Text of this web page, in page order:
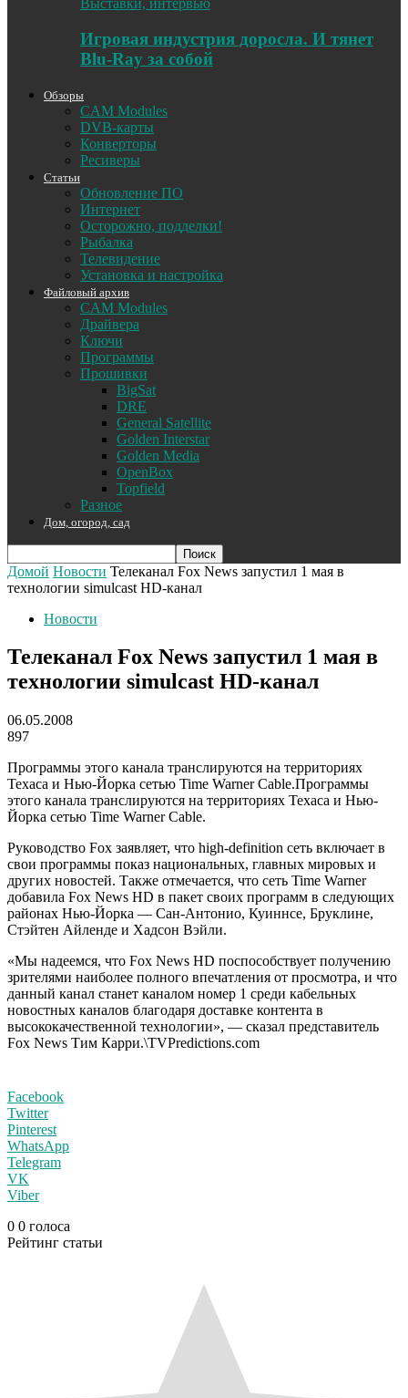
Выставки, интервью
Игровая индустрия доросла. И тянет
Blu-Ray за собой
Обзоры
CAM Modules
DVB-карты
Конверторы
Ресиверы
Статьи
Обновление ПО
Интернет
Осторожно, подделки!
Рыбалка
Телевидение
Установка и настройка
Файловый архив
CAM Modules
Драйвера
Ключи
Программы
Прошивки
BigSat
DRE
General Satellite
Golden Interstar
Golden Media
OpenBox
Topfield
Разное
Дом, огород, сад
Домой Новости Телеканал Fox News запустил 1 мая в
технологии simulcast HD-канал
Новости
Телеканал Fox News запустил 1 мая в
технологии simulcast HD-канал
06.05.2008
897
Программы этого канала транслируются на территориях
Техаса и Нью-Йорка сетью Time Warner Cable.Программы
этого канала транслируются на территориях Техаса и Нью-
Йорка сетью Time Warner Cable.
Руководство Fox заявляет, что high-definition сеть включает в
свои программы показ национальных, главных мировых и
других новостей. Также отмечается, что сеть Time Warner
добавила Fox News HD в пакет своих программ в следующих
районах Нью-Йорка — Сан-Антонио, Куиннсе, Бруклине,
Стэйтен Айленде и Хадсон Вэйли.
«Мы надеемся, что Fox News HD поспособствует получению
зрителями наиболее полного впечатления от просмотра, и что
данный канал станет каналом номер 1 среди кабельных
новостных каналов благодаря доставке контента в
высококачественной технологии», — сказал представитель
Fox News Тим Карри.\TVPredictions.com
Facebook
Twitter
Pinterest
WhatsApp
Telegram
VK
Viber
0 0 голоса
Рейтинг статьи